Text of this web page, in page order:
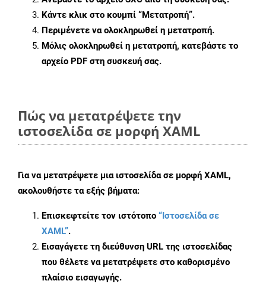
Κάντε κλικ στο κουμπί “Μετατροπή”.
Περιμένετε να ολοκληρωθεί η μετατροπή.
Μόλις ολοκληρωθεί η μετατροπή, κατεβάστε το
αρχείο PDF στη συσκευή σας.
Πώς να μετατρέψετε την
ιστοσελίδα σε μορφή XAML
Για να μετατρέψετε μια ιστοσελίδα σε μορφή XAML,
ακολουθήστε τα εξής βήματα:
Επισκεφτείτε τον ιστότοπο “Ιστοσελίδα σε
XAML”.
Εισαγάγετε τη διεύθυνση URL της ιστοσελίδας
που θέλετε να μετατρέψετε στο καθορισμένο
πλαίσιο εισαγωγής.